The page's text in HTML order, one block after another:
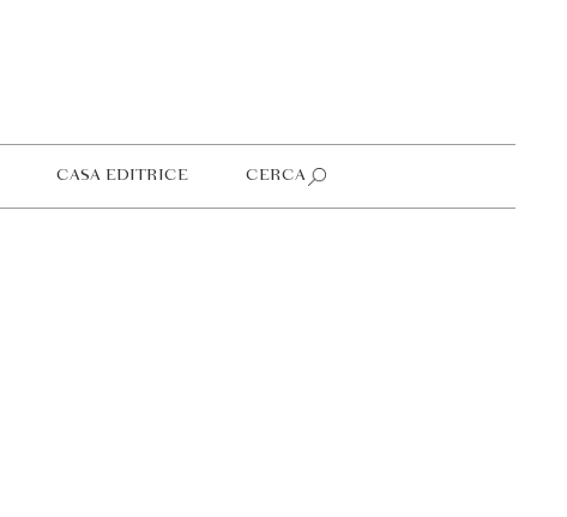
CASA EDITRICE CERCA